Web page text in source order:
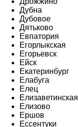
Дубна
Дубовое
Дятьково
Евпатория
Егорлыкская
Егорьевск
Ейск
Екатеринбург
Елабуга
Елец
Елизаветинская
Елизово
Ершов
Ессентуки